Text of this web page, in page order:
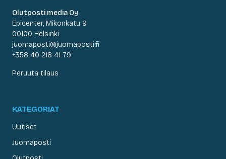
Olutposti media Oy
Epicenter, Mikonkatu 9
00100 Helsinki
juomaposti@juomaposti.fi
+358 40 218 41 79
Peruuta tilaus
KATEGORIAT
Uutiset
Juomaposti